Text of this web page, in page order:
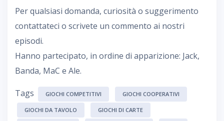
Per qualsiasi domanda, curiosità o suggerimento
contattateci o scrivete un commento ai nostri
episodi.
Hanno partecipato, in ordine di apparizione: Jack,
Banda, MaC e Ale.
Tags GIOCHI COMPETITIVI GIOCHI COOPERATIVI
GIOCHI DA TAVOLO GIOCHI DI CARTE